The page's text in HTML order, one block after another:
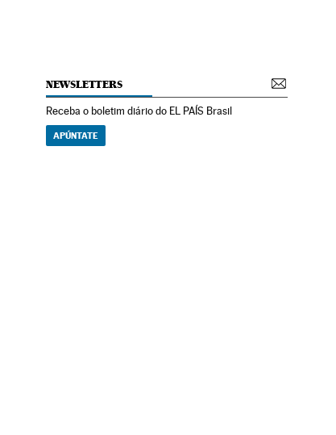
NEWSLETTERS
Receba o boletim diário do EL PAÍS Brasil
APÚNTATE